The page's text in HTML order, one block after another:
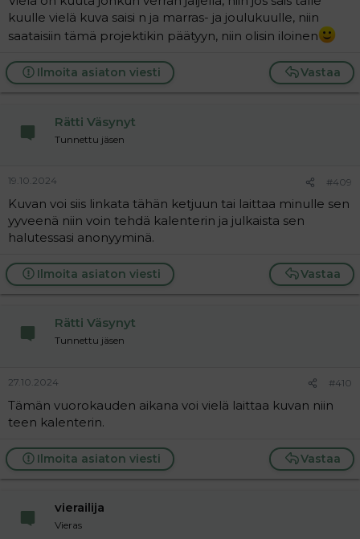
kuulle vielä kuva saisi n ja marras- ja joulukuulle, niin
saataisiin tämä projektikin päätyyn, niin olisin iloinen
Vastaa
Ilmoita asiaton viesti
Rätti Väsynyt
Tunnettu jäsen
19.10.2024 #409
Kuvan voi siis linkata tähän ketjuun tai laittaa minulle sen
yyveenä niin voin tehdä kalenterin ja julkaista sen
halutessasi anonyyminä.
Vastaa
Ilmoita asiaton viesti
Rätti Väsynyt
Tunnettu jäsen
27.10.2024 #410
Tämän vuorokauden aikana voi vielä laittaa kuvan niin
teen kalenterin.
Vastaa
Ilmoita asiaton viesti
vierailija
Vieras